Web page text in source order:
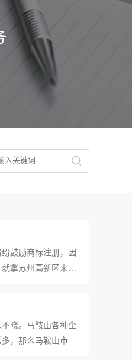
鼓励商标注册，因
拿苏州高新区来说
商标注册流程精简
晓。马鞍山各种企
，那么马鞍山市商